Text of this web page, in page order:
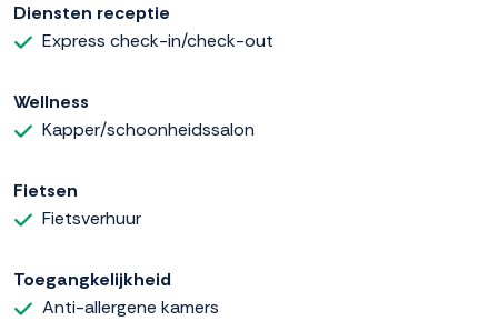
Diensten receptie
Express check-in/check-out
Wellness
Kapper/schoonheidssalon
Fietsen
Fietsverhuur
Toegangkelijkheid
Anti-allergene kamers